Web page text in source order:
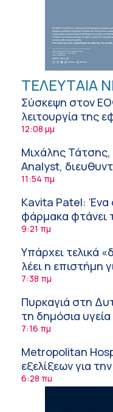
ΤΕΛΕΥΤΑΙΑ
Σύσκεψη στον
λειτουργία της
φαρμάκων στη
12:08 μμ
Μιχάλης
Analyst,
Ανάπτυξης
11:54 πμ
Kavita Patel: Ένα
φάρμακα φτάνει
9:21 πμ
Υπάρχει τελικά
λέει η επιστήμη
συμπληρώματα
7:38 πμ
Πυρκαγιά στη
τη δημόσια υγεία
7:16 πμ
Metropolitan
εξελίξεων για την Τεχνητή Νοημοσύνη και
την Ογκολογία
6:28 πμ